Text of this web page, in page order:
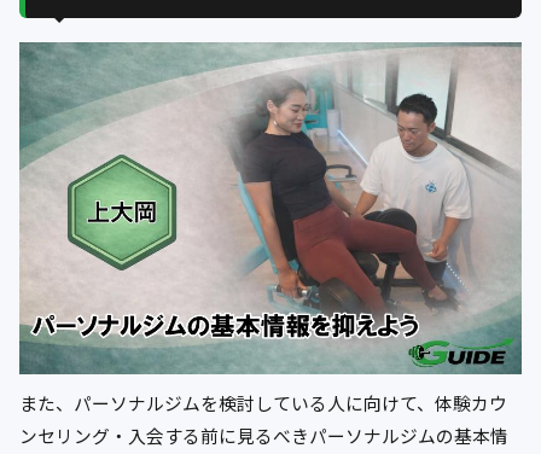
また、パーソナルジムを検討している人に向けて、体験カウ
ンセリング・入会する前に見るべきパーソナルジムの基本情